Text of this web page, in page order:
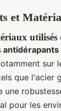
et
antidérapants
sur
que l'acier
une
pour les